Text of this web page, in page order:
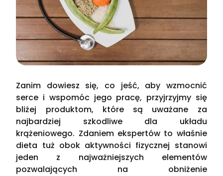
Zanim dowiesz się, co jeść, aby wzmocnić
serce i wspomóc jego pracę, przyjrzyjmy się
bliżej produktom, które są uważane za
najbardziej szkodliwe dla układu
krążeniowego. Zdaniem ekspertów to właśnie
dieta tuż obok aktywności fizycznej stanowi
jeden z najważniejszych elementów
pozwalających na obniżenie